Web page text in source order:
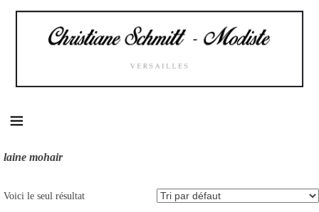
laine mohair
Voici le seul résultat